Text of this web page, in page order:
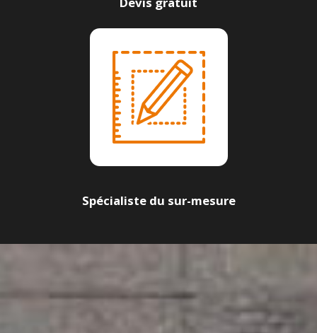
Spécialiste du sur-mesure